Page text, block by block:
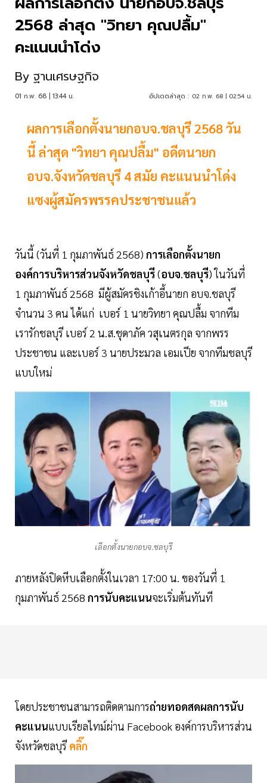
2568 ล่าสุด "วิทยา คุณปลื้ม"
คะแนนนำโด่ง
By ฐานเศรษฐกิจ
01 ก.พ. 68 | 13:44 น. อัปเดตล่าสุด : 02 ก.พ. 68 | 02:54 น.
ผลการเลือกตั้งนายกอบจ.ชลบุรี 2568 วัน
นี้ ล่าสุด "วิทยา คุณปลื้ม" อดีตนายก
อบจ.จังหวัดชลบุรี 4 สมัย คะแนนนำโด่ง
แซงผู้สมัครพรรคประชาชนแล้ว
วันนี้ (วันที่ 1 กุมภาพันธ์ 2568) การเลือกตั้งนายก
องค์การบริหารส่วนจังหวัดชลบุรี(อบจ.ชลบุรี) ในวันที่
1 กุมภาพันธ์ 2568 มีผู้สมัครชิงเก้าอี้นายก อบจ.ชลบุรี
จำนวน 3 คน ได้แก่ เบอร์ 1 นายวิทยา คุณปลื้ม จากทีม
เรารักชลบุรี เบอร์ 2 น.ส.ชุดาภัค วสุเนตรกุล จากพรร
ประชาชน และเบอร์ 3 นายประมวล เอมเปีย จากทีมชลบุรี
แบบใหม่
เลือกตั้งนายกอบจ.ชลบุรี
ภายหลังปิดหีบเลือกตั้งในเวลา 17:00 น. ของวันที่ 1
กุมภาพันธ์ 2568 การนับคะแนนจะเริ่มต้นทันที
โดยประชาชนสามารถติดตามการถ่ายทอดสดผลการนับ
คะแนนแบบเรียลไทม์ผ่าน Facebook องค์การบริหารส่วน
จังหวัดชลบุรี คลิ๊ก